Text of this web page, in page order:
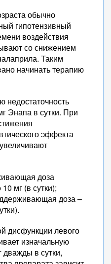
обычно
гипотензивный
воздействия
со снижением
Таким
начинать терапию
недостаточность
Энапа в сутки. При
эффекта
доза
мг (в сутки);
доза –
дисфункции левого
изначальную
дважды в сутки,